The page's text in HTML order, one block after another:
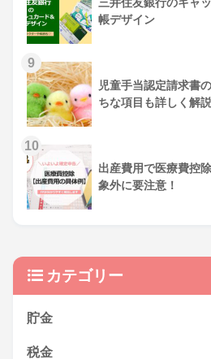
帳デザイン
児童手当認定請求書
ちな項目も詳しく解説
出産費用で医療費控
象外に要注意！
カテゴリー
貯金
税金